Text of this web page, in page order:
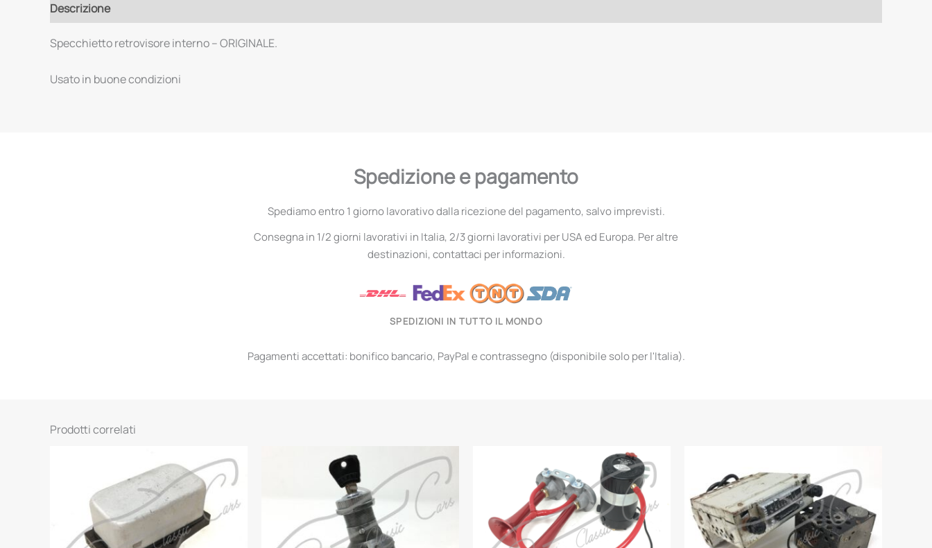
Descrizione
Specchietto retrovisore interno – ORIGINALE.
Usato in buone condizioni
Spedizione e pagamento
Spediamo entro 1 giorno lavorativo dalla ricezione del pagamento, salvo imprevisti.
Consegna in 1/2 giorni lavorativi in Italia, 2/3 giorni lavorativi per USA ed Europa. Per altre
destinazioni, contattaci per informazioni.
SPEDIZIONI IN TUTTO IL MONDO
Pagamenti accettati: bonifico bancario, PayPal e contrassegno (disponibile solo per l'Italia).
Prodotti correlati